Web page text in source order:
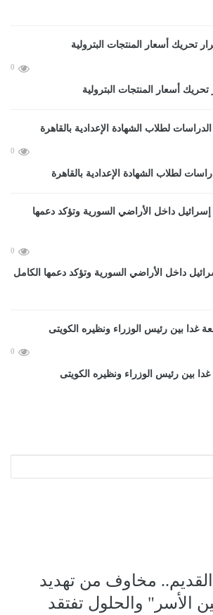
0
0
لطلاب الشهادة الإعدادية بالقاهرة
0
داخل الأراضي السورية وتؤكد دعمها الكامل
0
بين رئيس الوزراء ونظيره الكويتى
القديم.. مخاوف من تهديد
الأسر" والحلول تفتقد